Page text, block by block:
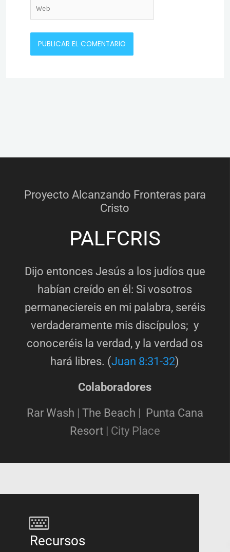
Web
Proyecto Alcanzando Fronteras para
Cristo
PALFCRIS
Dijo entonces Jesús a los judíos que
habían creído en él: Si vosotros
permaneciereis en mi palabra, seréis
verdaderamente mis discípulos; y
conoceréis la verdad, y la verdad os
hará libres. (Juan 8:31-32)
Colaboradores
Rar Wash | The Beach | Punta Cana
Resort| City Place
Recursos